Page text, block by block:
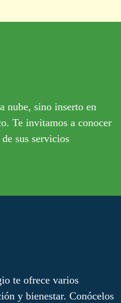
nube, sino inserto en
Te invitamos a conocer
sus servicios
te ofrece varios
y bienestar. Conócelos